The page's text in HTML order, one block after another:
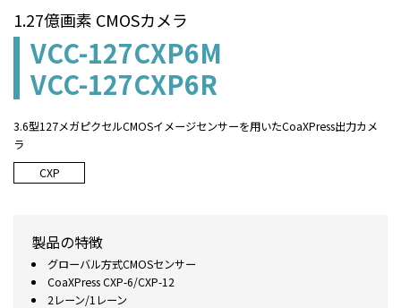
1.27億画素 CMOSカメラ
VCC-127CXP6M
VCC-127CXP6R
3.6型127メガピクセルCMOSイメージセンサーを用いたCoaXPress出力カメ
ラ
CXP
製品の特徴
グローバル方式CMOSセンサー
CoaXPress CXP-6/CXP-12
2レーン/1レーン